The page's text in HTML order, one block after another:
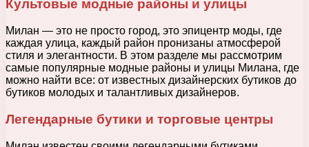
Культовые модные районы и улицы
Милан — это не просто город, это эпицентр моды, где
каждая улица, каждый район пронизаны атмосферой
стиля и элегантности. В этом разделе мы рассмотрим
самые популярные модные районы и улицы Милана, где
можно найти все: от известных дизайнерских бутиков до
бутиков молодых и талантливых дизайнеров.
Легендарные бутики и торговые центры